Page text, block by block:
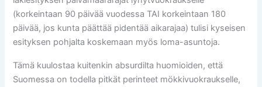
(korkeintaan 90 päivää vuodessa TAI korkeintaan 180
päivää, jos kunta päättää pidentää aikarajaa) tulisi kyseisen
esityksen pohjalta koskemaan myös loma-asuntoja.
Tämä kuulostaa kuitenkin absurdilta huomioiden, että
Suomessa on todella pitkät perinteet mökkivuokraukselle,